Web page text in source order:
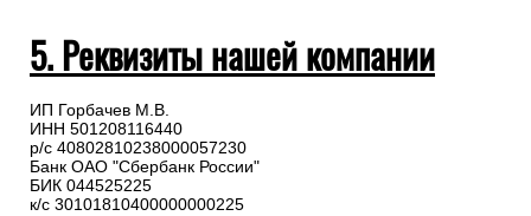
5. Реквизиты нашей компании
ИП Горбачев М.В.
ИНН 501208116440
р/с 40802810238000057230
Банк ОАО "Сбербанк России"
БИК 044525225
к/с 30101810400000000225